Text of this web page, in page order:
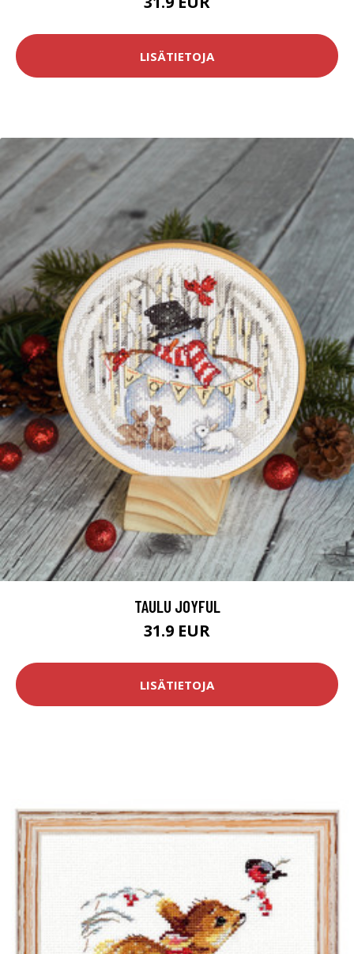
LISÄTIETOJA
TAULU JOYFUL
31.9 EUR
LISÄTIETOJA